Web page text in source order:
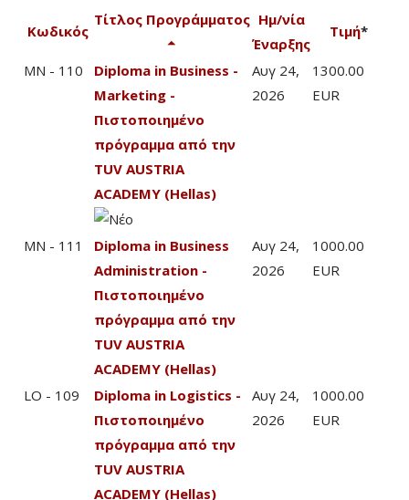
Κωδικός
Τίτλος Προγράμματος Ημ/νία
Έναρξης
Τιμή*
MN - 110
Diploma in Business -
Marketing -
Πιστοποιημένο
πρόγραμμα από την
TUV AUSTRIA
ACADEMY (Hellas)
Αυγ 24,
2026
1300.00
EUR
MN - 111
Diploma in Business
Administration -
Πιστοποιημένο
πρόγραμμα από την
TUV AUSTRIA
ACADEMY (Hellas)
Αυγ 24,
2026
1000.00
EUR
LO - 109
Diploma in Logistics -
Πιστοποιημένο
πρόγραμμα από την
TUV AUSTRIA
ACADEMY (Hellas)
Αυγ 24,
2026
1000.00
EUR